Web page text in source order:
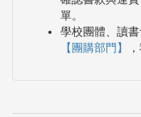
單。
學校團體、讀
【團購部門】